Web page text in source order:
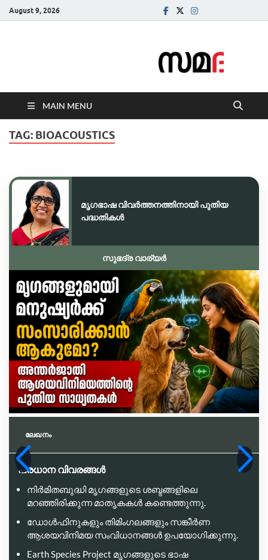
August 9, 2026
MAIN MENU
TAG: BIOACOUSTICS
മൃഗഭാഷ വിവർത്തനത്തിനായി പുതിയ
പദ്ധതികൾ
സുഭദ്ര വാര്യർ
ലേഖനം
പ്രധാന വിവരങ്ങൾ
നിർമിതബുദ്ധി മൃഗങ്ങളുടെ ശബ്ദങ്ങളിലെ
മറഞ്ഞിരിക്കുന്ന മാതൃകകൾ കണ്ടെത്തുന്നു.
ഡോൾഫിനുകളും തിമിംഗലങ്ങളും സങ്കീർണ
ആശയവിനിമയ സംവിധാനങ്ങൾ ഉപയോഗിക്കുന്നു.
Earth Species Project മൃഗങ്ങളുടെ ഭാഷ